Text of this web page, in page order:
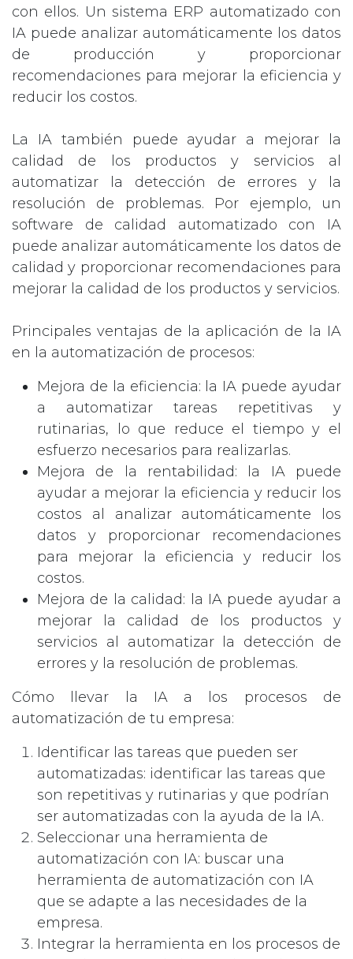
con ellos. Un sistema ERP automatizado con
IA puede analizar automáticamente los datos
de producción y proporcionar
recomendaciones para mejorar la eficiencia y
reducir los costos.
La IA también puede ayudar a mejorar la
calidad de los productos y servicios al
automatizar la detección de errores y la
resolución de problemas. Por ejemplo, un
software de calidad automatizado con IA
puede analizar automáticamente los datos de
calidad y proporcionar recomendaciones para
mejorar la calidad de los productos y servicios.
Principales ventajas de la aplicación de la IA
en la automatización de procesos:
Mejora de la eficiencia: la IA puede ayudar
a automatizar tareas repetitivas y
rutinarias, lo que reduce el tiempo y el
esfuerzo necesarios para realizarlas.
Mejora de la rentabilidad: la IA puede
ayudar a mejorar la eficiencia y reducir los
costos al analizar automáticamente los
datos y proporcionar recomendaciones
para mejorar la eficiencia y reducir los
costos.
Mejora de la calidad: la IA puede ayudar a
mejorar la calidad de los productos y
servicios al automatizar la detección de
errores y la resolución de problemas.
Cómo llevar la IA a los procesos de
automatización de tu empresa:
Identificar las tareas que pueden ser
automatizadas: identificar las tareas que
son repetitivas y rutinarias y que podrían
ser automatizadas con la ayuda de la IA.
Seleccionar una herramienta de
automatización con IA: buscar una
herramienta de automatización con IA
que se adapte a las necesidades de la
empresa.
Integrar la herramienta en los procesos de